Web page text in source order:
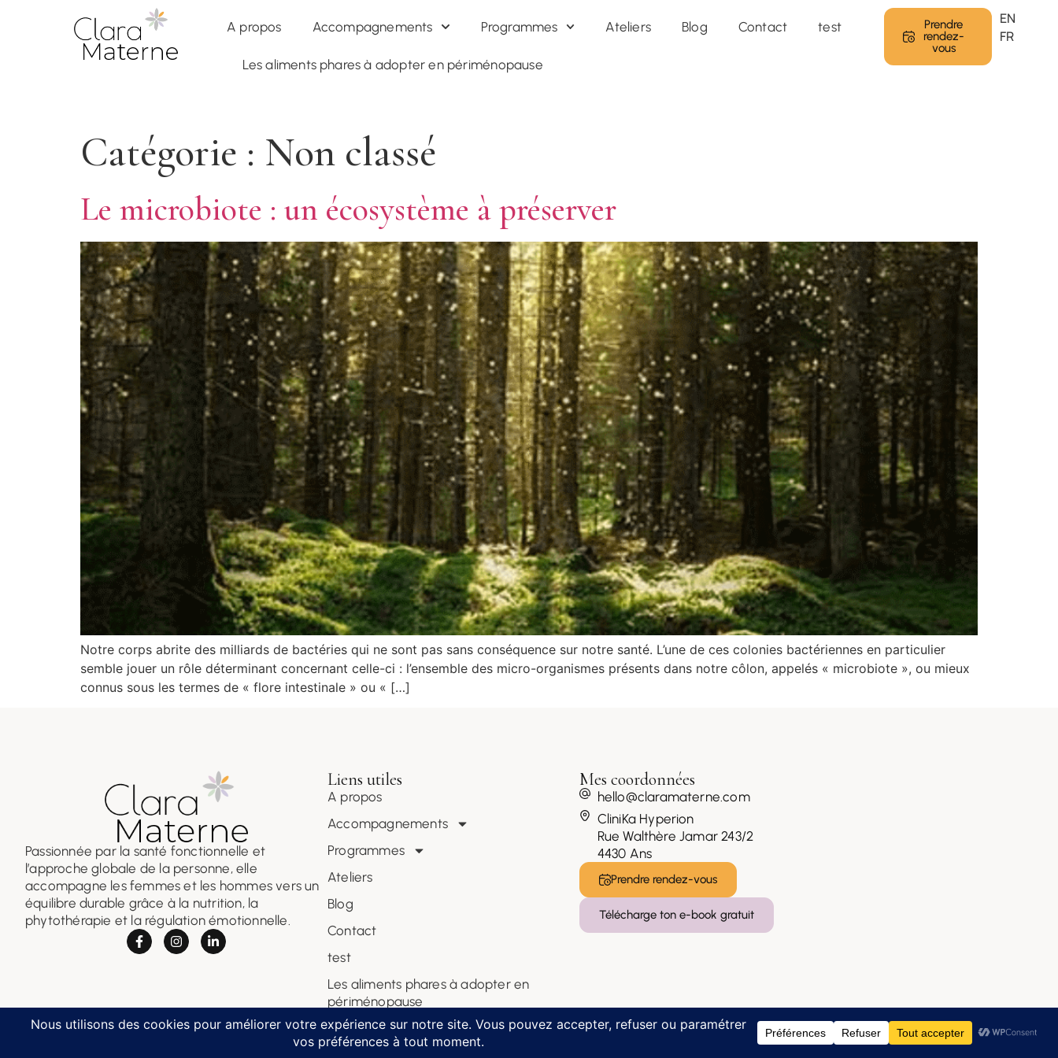
Accompagnement Global
A propos Accompagnements Programmes Ateliers Blog Contact test
Les aliments phares à adopter en périménopause
Prendre
rendez-
vous
EN
FR
Catégorie : Non classé
Le microbiote : un écosystème à préserver
Notre corps abrite des milliards de bactéries qui ne sont pas sans conséquence sur notre santé. L’une de ces colonies bactériennes en particulier
semble jouer un rôle déterminant concernant celle-ci : l’ensemble des micro-organismes présents dans notre côlon, appelés « microbiote », ou mieux
connus sous les termes de « flore intestinale » ou « […]
Passionnée par la santé fonctionnelle et
l’approche globale de la personne, elle
accompagne les femmes et les hommes vers un
équilibre durable grâce à la nutrition, la
phytothérapie et la régulation émotionnelle.
Liens utiles
A propos
Accompagnements
Programmes
Ateliers
Blog
Contact
test
Les aliments phares à adopter en
périménopause
Mes coordonnées
hello@claramaterne.com
CliniKa Hyperion
Rue Walthère Jamar 243/2
4430 Ans
Prendre rendez-vous
Télécharge ton e-book gratuit
Copyright © 2026 – Clara Materne. All rights reserved. Website byCapitaine Site
Conditions Générales de Vente Politique de confidentialité et gestion des cookies